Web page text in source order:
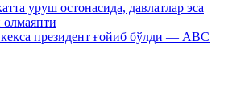
уруш остонасида, давлатлар эса
президент ғойиб бўлди — ABC